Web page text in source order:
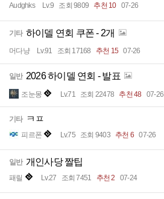
Audghks Lv.9 조회 9809 추천 10 07-26
기타 하이델 연회 쿠폰 - 2개
머다냥 Lv.91 조회 17168 추천 15 07-26
일반 2026 하이델 연회 - 발표
조눈몽 Lv.71 조회 22478 추천 48 07-26
기타 ㅋㅍ
피르폰 Lv.75 조회 9403 추천 6 07-26
일반 개인사당 짤팁
패릴 Lv.27 조회 7451 추천 2 07-24